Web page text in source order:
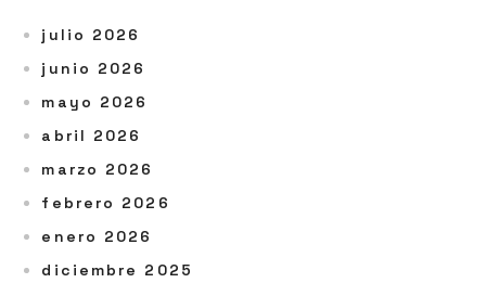
julio 2026
junio 2026
mayo 2026
abril 2026
marzo 2026
febrero 2026
enero 2026
diciembre 2025